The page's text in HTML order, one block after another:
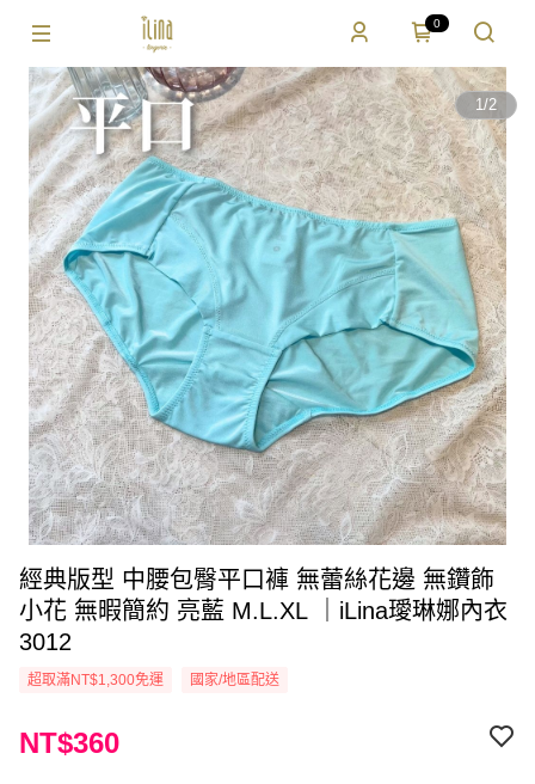
0
1/2
經典版型 中腰包臀平口褲 無蕾絲花邊 無鑽飾
小花 無暇簡約 亮藍 M.L.XL ｜iLina璦琳娜內衣
3012
超取滿NT$1,300免運 國家/地區配送
NT$360